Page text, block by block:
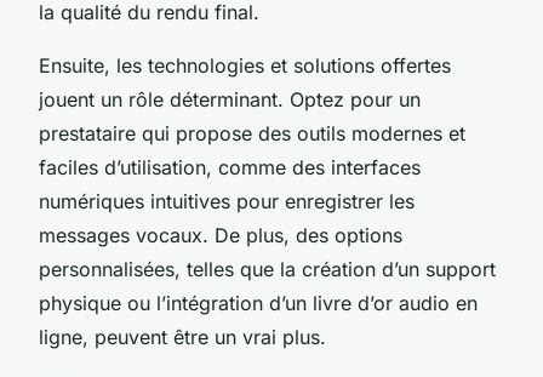
la qualité du rendu final.
Ensuite, les technologies et solutions offertes
jouent un rôle déterminant. Optez pour un
prestataire qui propose des outils modernes et
faciles d’utilisation, comme des interfaces
numériques intuitives pour enregistrer les
messages vocaux. De plus, des options
personnalisées, telles que la création d’un support
physique ou l’intégration d’un livre d’or audio en
ligne, peuvent être un vrai plus.